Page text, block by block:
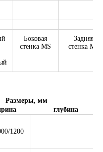
Боковая
стенка MS
Задняя
стенка MS
Размеры, мм
глубина
1200